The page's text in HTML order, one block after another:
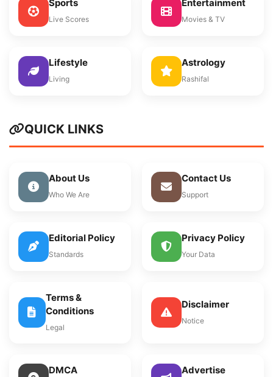
Sports
Live Scores
Entertainment
Movies & TV
Lifestyle
Living
Astrology
Rashifal
QUICK LINKS
About Us
Who We Are
Contact Us
Support
Editorial Policy
Standards
Privacy Policy
Your Data
Terms &
Conditions
Legal
Disclaimer
Notice
DMCA Advertise